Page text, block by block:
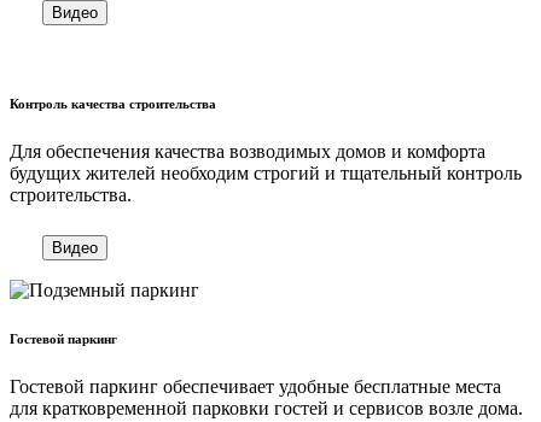
Видео
Контроль качества строительства
Для обеспечения качества возводимых домов и комфорта
будущих жителей необходим строгий и тщательный контроль
строительства.
Видео
Гостевой паркинг
Гостевой паркинг обеспечивает удобные бесплатные места
для кратковременной парковки гостей и сервисов возле дома.